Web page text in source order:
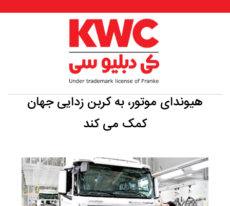
هیوندای موتور، به کربن زدایی جهان
کمک می کند